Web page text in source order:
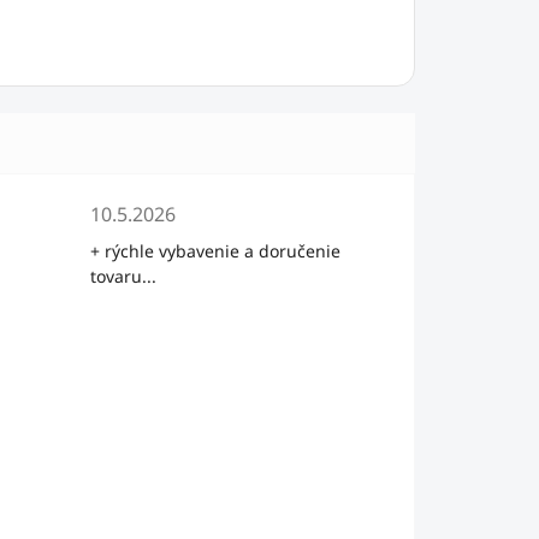
hviezdičiek.Hodnotenie obchodu je 5 z 5 hviezdičiek.
10.5.2026
+ rýchle vybavenie a doručenie
tovaru...